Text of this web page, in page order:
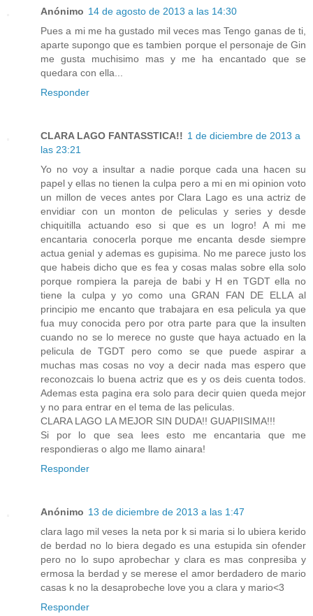
Anónimo 14 de agosto de 2013 a las 14:30
Pues a mi me ha gustado mil veces mas Tengo ganas de ti,
aparte supongo que es tambien porque el personaje de Gin
me gusta muchisimo mas y me ha encantado que se
quedara con ella...
Responder
CLARA LAGO FANTASSTICA!! 1 de diciembre de 2013 a
las 23:21
Yo no voy a insultar a nadie porque cada una hacen su
papel y ellas no tienen la culpa pero a mi en mi opinion voto
un millon de veces antes por Clara Lago es una actriz de
envidiar con un monton de peliculas y series y desde
chiquitilla actuando eso si que es un logro! A mi me
encantaria conocerla porque me encanta desde siempre
actua genial y ademas es gupisima. No me parece justo los
que habeis dicho que es fea y cosas malas sobre ella solo
porque rompiera la pareja de babi y H en TGDT ella no
tiene la culpa y yo como una GRAN FAN DE ELLA al
principio me encanto que trabajara en esa pelicula ya que
fua muy conocida pero por otra parte para que la insulten
cuando no se lo merece no guste que haya actuado en la
pelicula de TGDT pero como se que puede aspirar a
muchas mas cosas no voy a decir nada mas espero que
reconozcais lo buena actriz que es y os deis cuenta todos.
Ademas esta pagina era solo para decir quien queda mejor
y no para entrar en el tema de las peliculas.
CLARA LAGO LA MEJOR SIN DUDA!! GUAPIISIMA!!!
Si por lo que sea lees esto me encantaria que me
respondieras o algo me llamo ainara!
Responder
Anónimo 13 de diciembre de 2013 a las 1:47
clara lago mil veses la neta por k si maria si lo ubiera kerido
de berdad no lo biera degado es una estupida sin ofender
pero no lo supo aprobechar y clara es mas conpresiba y
ermosa la berdad y se merese el amor berdadero de mario
casas k no la desaprobeche love you a clara y mario<3
Responder